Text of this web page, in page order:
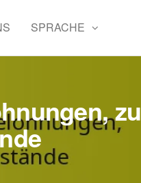
SPRACHE